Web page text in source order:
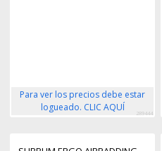
Para ver los precios debe estar
logueado. CLIC AQUÍ
289444